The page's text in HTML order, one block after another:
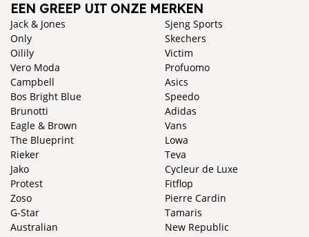
EEN GREEP UIT ONZE MERKEN
Jack & Jones
Only
Oilily
Vero Moda
Campbell
Bos Bright Blue
Brunotti
Eagle & Brown
The Blueprint
Rieker
Jako
Protest
Zoso
Sjeng Sports
Skechers
Victim
Profuomo
Asics
Speedo
Adidas
Vans
Lowa
Teva
Cycleur de Luxe
Fitflop
Pierre Cardin
G-Star
Australian
Tamaris
New Republic